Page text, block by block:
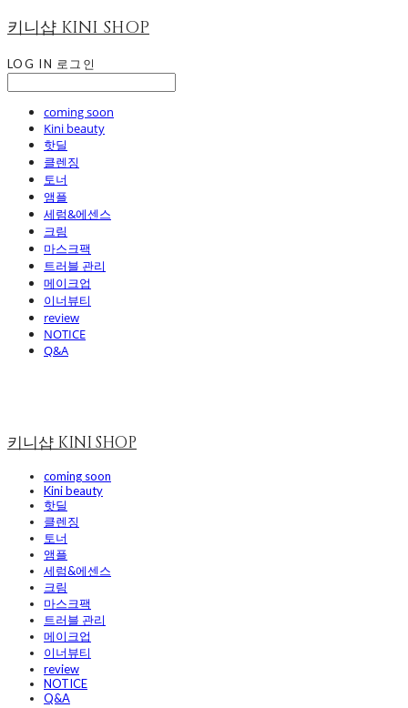
키니샵 KINI SHOP
LOG IN 로그인
coming soon
Kini beauty
핫딜
클렌징
토너
앰플
세럼&에센스
크림
마스크팩
트러블 관리
메이크업
이너뷰티
review
NOTICE
Q&A
키니샵 KINI SHOP
coming soon
Kini beauty
핫딜
클렌징
토너
앰플
세럼&에센스
크림
마스크팩
트러블 관리
메이크업
이너뷰티
review
NOTICE
Q&A